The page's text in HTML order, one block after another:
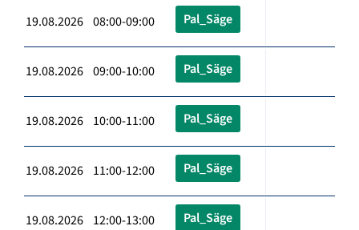
19.08.2026 08:00-09:00 Pal_Säge
19.08.2026 09:00-10:00 Pal_Säge
19.08.2026 10:00-11:00 Pal_Säge
19.08.2026 11:00-12:00 Pal_Säge
19.08.2026 12:00-13:00 Pal_Säge